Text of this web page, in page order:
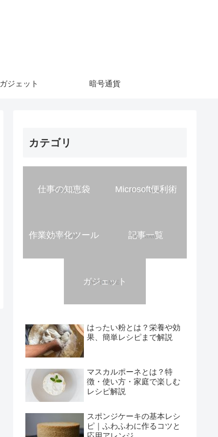
ガジェット 暗号通貨
カテゴリ
仕事の知恵袋 Microsoft便利術
作業効率化ツール 記事一覧
ガジェット
はったい粉とは？栄養や効
果、簡単レシピまで解説
マスカルポーネとは？特
徴・使い方・家庭で楽しむ
レシピ解説
スポンジケーキの基本レシ
ピ｜ふわふわに作るコツと